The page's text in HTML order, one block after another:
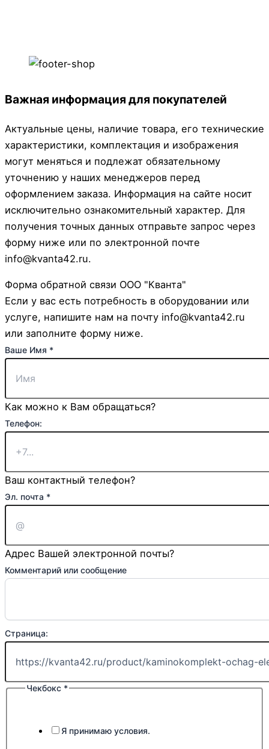
Важная информация для покупателей
Актуальные цены, наличие товара, его технические
характеристики, комплектация и изображения
могут меняться и подлежат обязательному
уточнению у наших менеджеров перед
оформлением заказа. Информация на сайте носит
исключительно ознакомительный характер. Для
получения точных данных отправьте запрос через
форму ниже или по электронной почте
info@kvanta42.ru.
Форма обратной связи ООО "Кванта"
Если у вас есть потребность в оборудовании или
услуге, напишите нам на почту info@kvanta42.ru
или заполните форму ниже.
Ваше Имя *
Как можно к Вам обращаться?
почта
Страница:
Телефон:
Ваш контактный телефон?
Эл. почта *
Адрес Вашей электронной почты?
Комментарий или сообщение
Страница:
Чекбокс *
Я принимаю условия.